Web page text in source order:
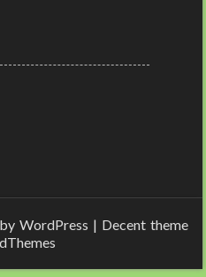
WordPress | Decent theme